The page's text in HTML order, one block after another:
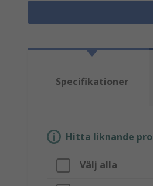
Specifikationer
Hitta liknande
Välj alla